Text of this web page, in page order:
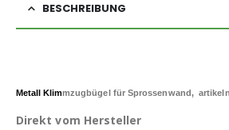
BESCHREIBUNG
Metall Klimmzugbügel für Sprossenwand,
Direkt vom Hersteller